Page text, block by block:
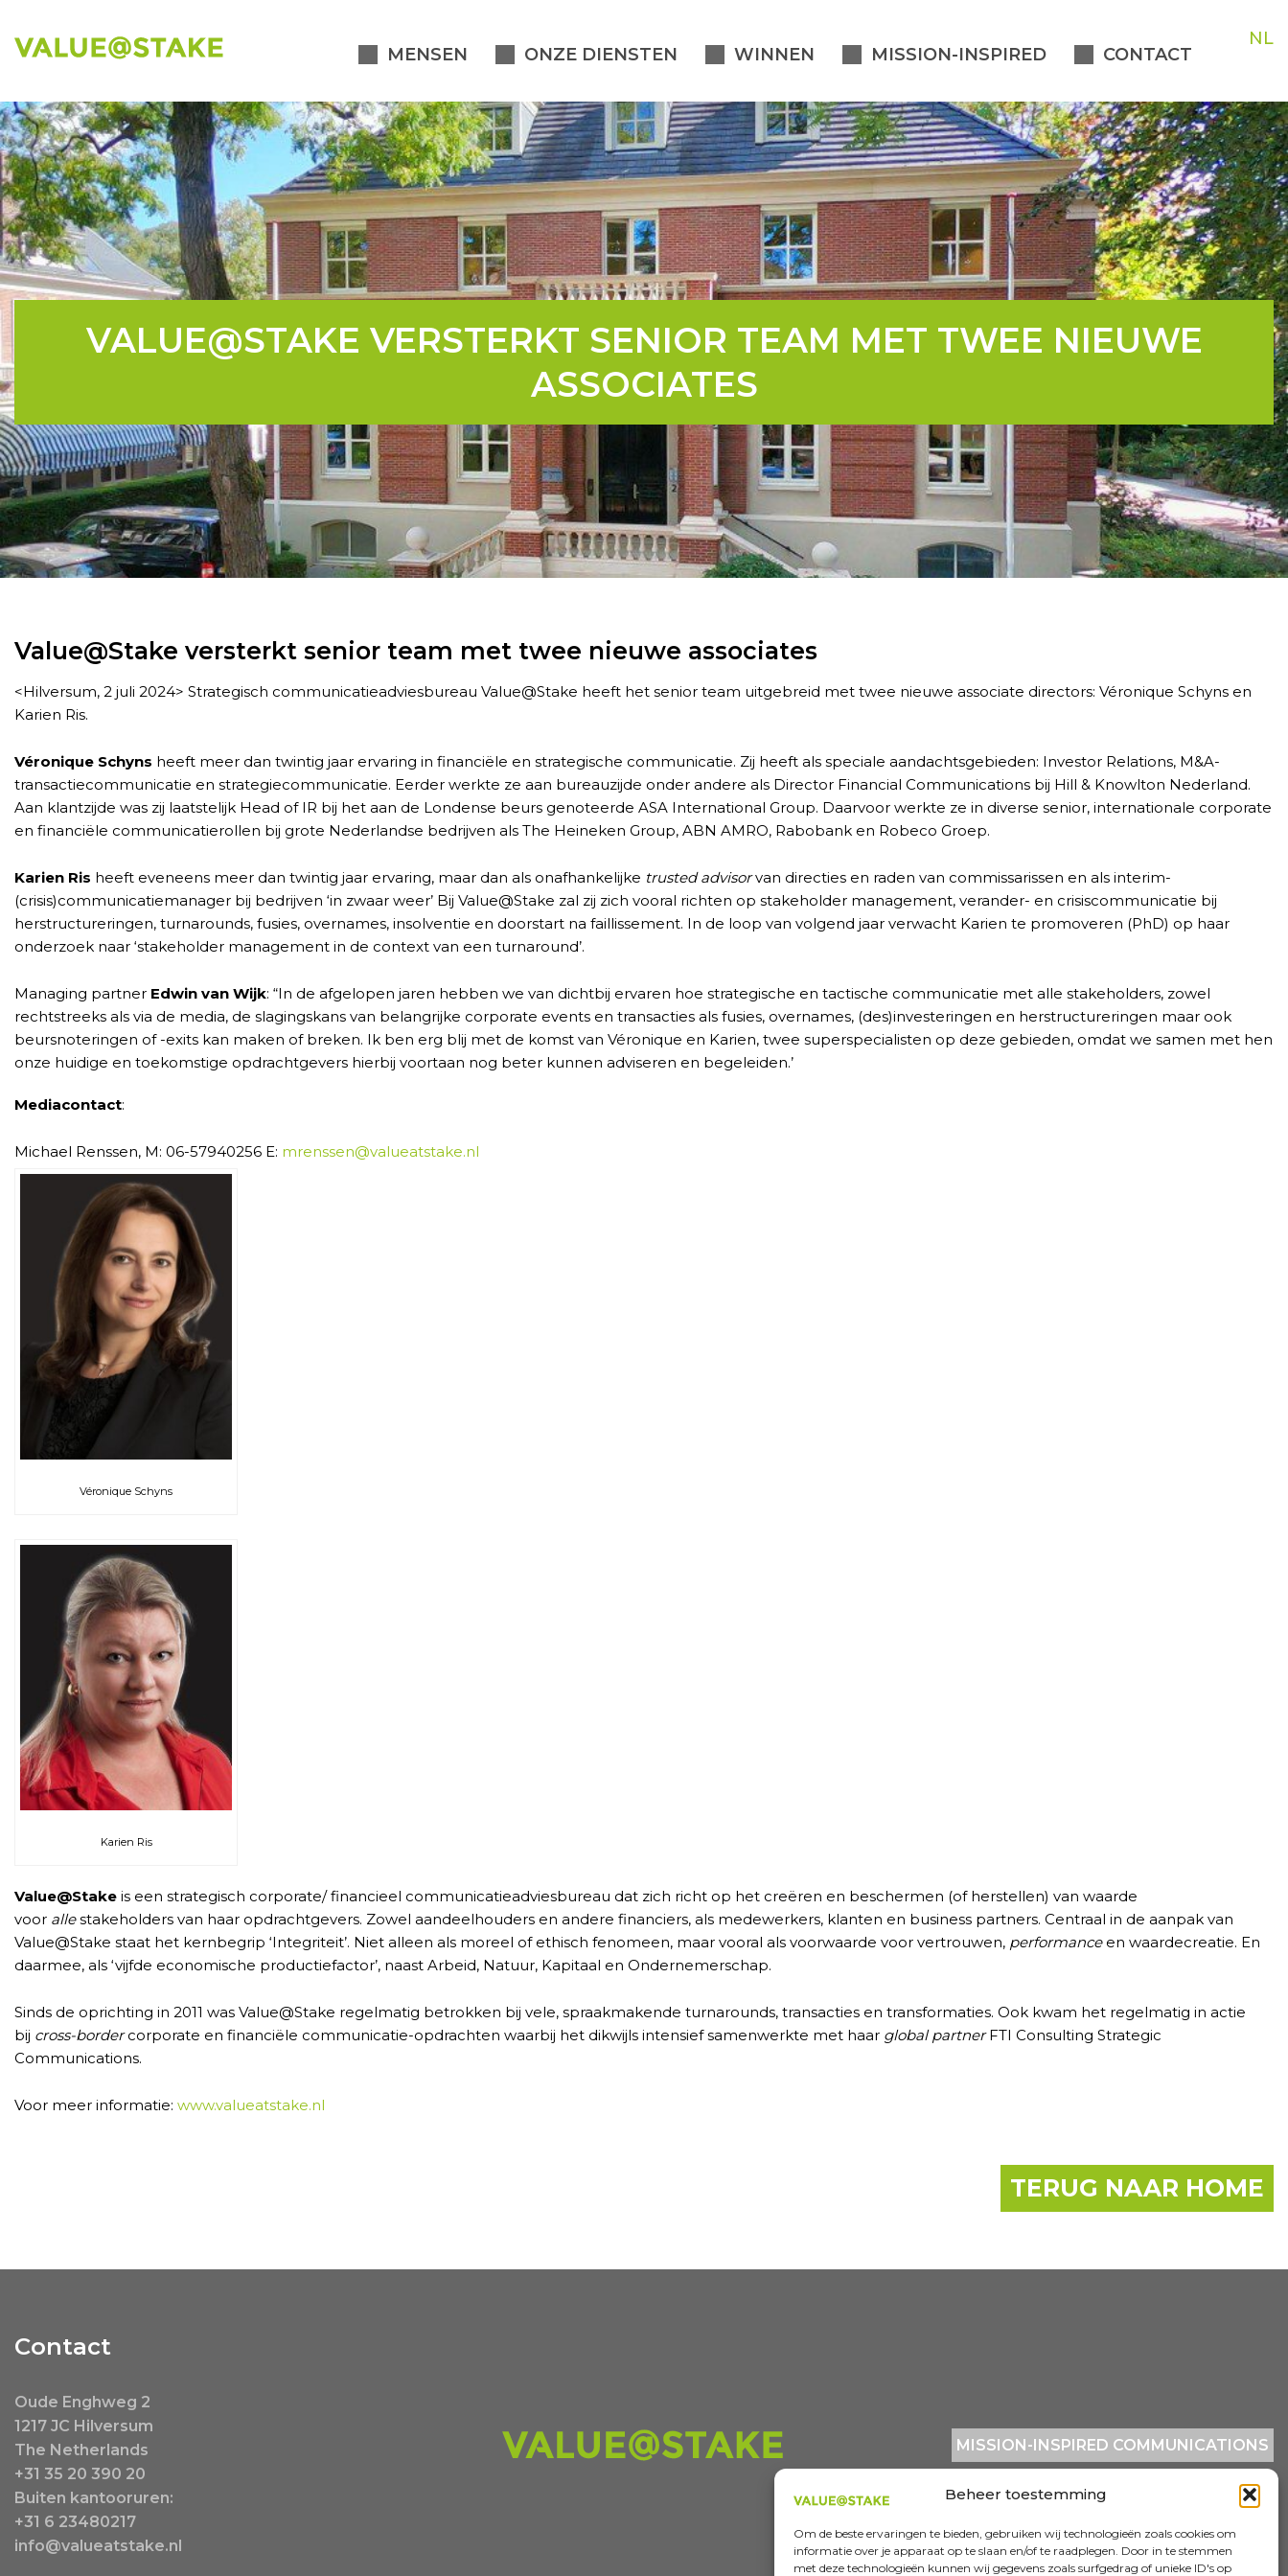
Beheer toestemming
Om de beste ervaringen te bieden, gebruiken wij technologieën zoals cookies om
informatie over je apparaat op te slaan en/of te raadplegen. Door in te stemmen
met deze technologieën kunnen wij gegevens zoals surfgedrag of unieke ID's op
MENSEN ONZE DIENSTEN WINNEN MISSION-INSPIRED CONTACT
NL
VALUE@STAKE VERSTERKT SENIOR TEAM MET TWEE NIEUWE
ASSOCIATES
Value@Stake versterkt senior team met twee nieuwe associates
<Hilversum, 2 juli 2024> Strategisch communicatieadviesbureau Value@Stake heeft het senior team uitgebreid met twee nieuwe associate directors: Véronique Schyns en
Karien Ris.
Véronique Schyns heeft meer dan twintig jaar ervaring in financiële en strategische communicatie. Zij heeft als speciale aandachtsgebieden: Investor Relations, M&A-
transactiecommunicatie en strategiecommunicatie. Eerder werkte ze aan bureauzijde onder andere als Director Financial Communications bij Hill & Knowlton Nederland.
Aan klantzijde was zij laatstelijk Head of IR bij het aan de Londense beurs genoteerde ASA International Group. Daarvoor werkte ze in diverse senior, internationale corporate
en financiële communicatierollen bij grote Nederlandse bedrijven als The Heineken Group, ABN AMRO, Rabobank en Robeco Groep.
Karien Ris heeft eveneens meer dan twintig jaar ervaring, maar dan als onafhankelijke trusted advisorvan directies en raden van commissarissen en als interim-
(crisis)communicatiemanager bij bedrijven ‘in zwaar weer’ Bij Value@Stake zal zij zich vooral richten op stakeholder management, verander- en crisiscommunicatie bij
herstructureringen, turnarounds, fusies, overnames, insolventie en doorstart na faillissement. In de loop van volgend jaar verwacht Karien te promoveren (PhD) op haar
onderzoek naar ‘stakeholder management in de context van een turnaround’.
Managing partner Edwin van Wijk: “In de afgelopen jaren hebben we van dichtbij ervaren hoe strategische en tactische communicatie met alle stakeholders, zowel
rechtstreeks als via de media, de slagingskans van belangrijke corporate events en transacties als fusies, overnames, (des)investeringen en herstructureringen maar ook
beursnoteringen of -exits kan maken of breken. Ik ben erg blij met de komst van Véronique en Karien, twee superspecialisten op deze gebieden, omdat we samen met hen
onze huidige en toekomstige opdrachtgevers hierbij voortaan nog beter kunnen adviseren en begeleiden.’
Mediacontact:
Michael Renssen, M: 06-57940256 E: mrenssen@valueatstake.nl
Véronique Schyns
Karien Ris
Value@Stake is een strategisch corporate/ financieel communicatieadviesbureau dat zich richt op het creëren en beschermen (of herstellen) van waarde
voor allestakeholders van haar opdrachtgevers. Zowel aandeelhouders en andere financiers, als medewerkers, klanten en business partners. Centraal in de aanpak van
Value@Stake staat het kernbegrip ‘Integriteit’. Niet alleen als moreel of ethisch fenomeen, maar vooral als voorwaarde voor vertrouwen, performanceen waardecreatie. En
daarmee, als ‘vijfde economische productiefactor’, naast Arbeid, Natuur, Kapitaal en Ondernemerschap.
Sinds de oprichting in 2011 was Value@Stake regelmatig betrokken bij vele, spraakmakende turnarounds, transacties en transformaties. Ook kwam het regelmatig in actie
bij cross-bordercorporate en financiële communicatie-opdrachten waarbij het dikwijls intensief samenwerkte met haar global partnerFTI Consulting Strategic
Communications.
Voor meer informatie: www.valueatstake.nl
TERUG NAAR HOME
Contact
Oude Enghweg 2
1217 JC Hilversum
The Netherlands
+31 35 20 390 20
Buiten kantooruren:
+31 6 23480217
info@valueatstake.nl
MISSION-INSPIRED COMMUNICATIONS